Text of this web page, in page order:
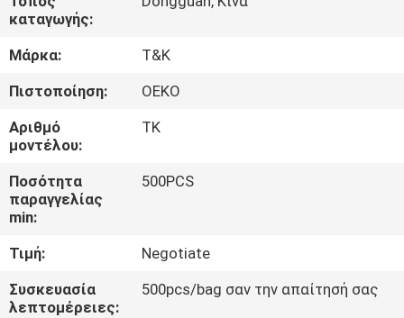
ΕΜΕΊΣ
ΓΎΡΟΣ
ΕΡΓΟΣΤΑΣΊΩΝ
ΠΟΙΟΤΙΚΌΣ
ΈΛΕΓΧΟΣ
ΜΑΣ
ΕΛΆΤΕ
καταγωγής:
Μάρκα:
T&K
Πιστοποίηση:
OEKO
Αριθμό
μοντέλου:
TK
Ποσότητα
παραγγελίας
min:
500PCS
Τιμή:
Negotiate
Συσκευασία
λεπτομέρειες:
500pcs/bag σαν την απαίτησή σας